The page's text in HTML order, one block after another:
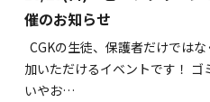
催のお知らせ
CGKの生徒、保護者だけでは
加いただけるイベントです！
いやお…